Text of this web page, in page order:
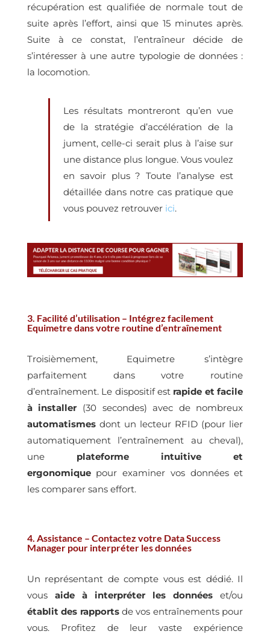
récupération est qualifiée de normale tout de
suite après l’effort, ainsi que 15 minutes après.
Suite à ce constat, l’entraîneur décide de
s’intéresser à une autre typologie de données :
la locomotion.
Les résultats montreront qu’en vue
de la stratégie d’accélération de la
jument, celle-ci serait plus à l’aise sur
une distance plus longue. Vous voulez
en savoir plus ? Toute l’analyse est
détaillée dans notre cas pratique que
vous pouvez retrouver ici.
3. Facilité d’utilisation – Intégrez facilement
Equimetre dans votre routine d’entraînement
Troisièmement, Equimetre s’intègre
parfaitement dans votre routine
d’entraînement. Le dispositif est rapide et facile
à installer (30 secondes) avec de nombreux
automatismesdont un lecteur RFID (pour lier
automatiquement l’entraînement au cheval),
une plateforme intuitive et
ergonomiquepour examiner vos données et
les comparer sans effort.
4. Assistance – Contactez votre Data Success
Manager pour interpréter les données
Un représentant de compte vous est dédié. Il
vous aide à interpréter les données et/ou
établit des rapportsde vos entraînements pour
vous. Profitez de leur vaste expérience